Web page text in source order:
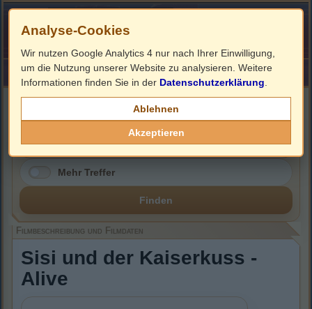
HOME ImpressumLinks
Filmbeschreibung, Cover & DVD Infos
Mehr Treffer
Finden
Filmbeschreibung und Filmdaten
Sisi und der Kaiserkuss -
Alive
Analyse-Cookies
Wir nutzen Google Analytics 4 nur nach Ihrer Einwilligung,
um die Nutzung unserer Website zu analysieren. Weitere
Informationen finden Sie in der Datenschutzerklärung
Ablehnen
Akzeptieren